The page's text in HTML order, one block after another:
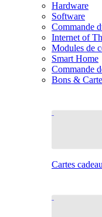
Hardware
Software
Commande
Internet of
Modules de
Smart Home
Commande
Bons &
Cartes